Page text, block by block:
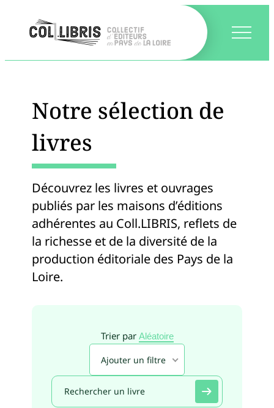
Notre sélection de
livres
Découvrez les livres et ouvrages
publiés par les maisons d’éditions
adhérentes au Coll.LIBRIS, reflets de
la richesse et de la diversité de la
production éditoriale des Pays de la
Loire.
Trier par Aléatoire
Ajouter un filtre